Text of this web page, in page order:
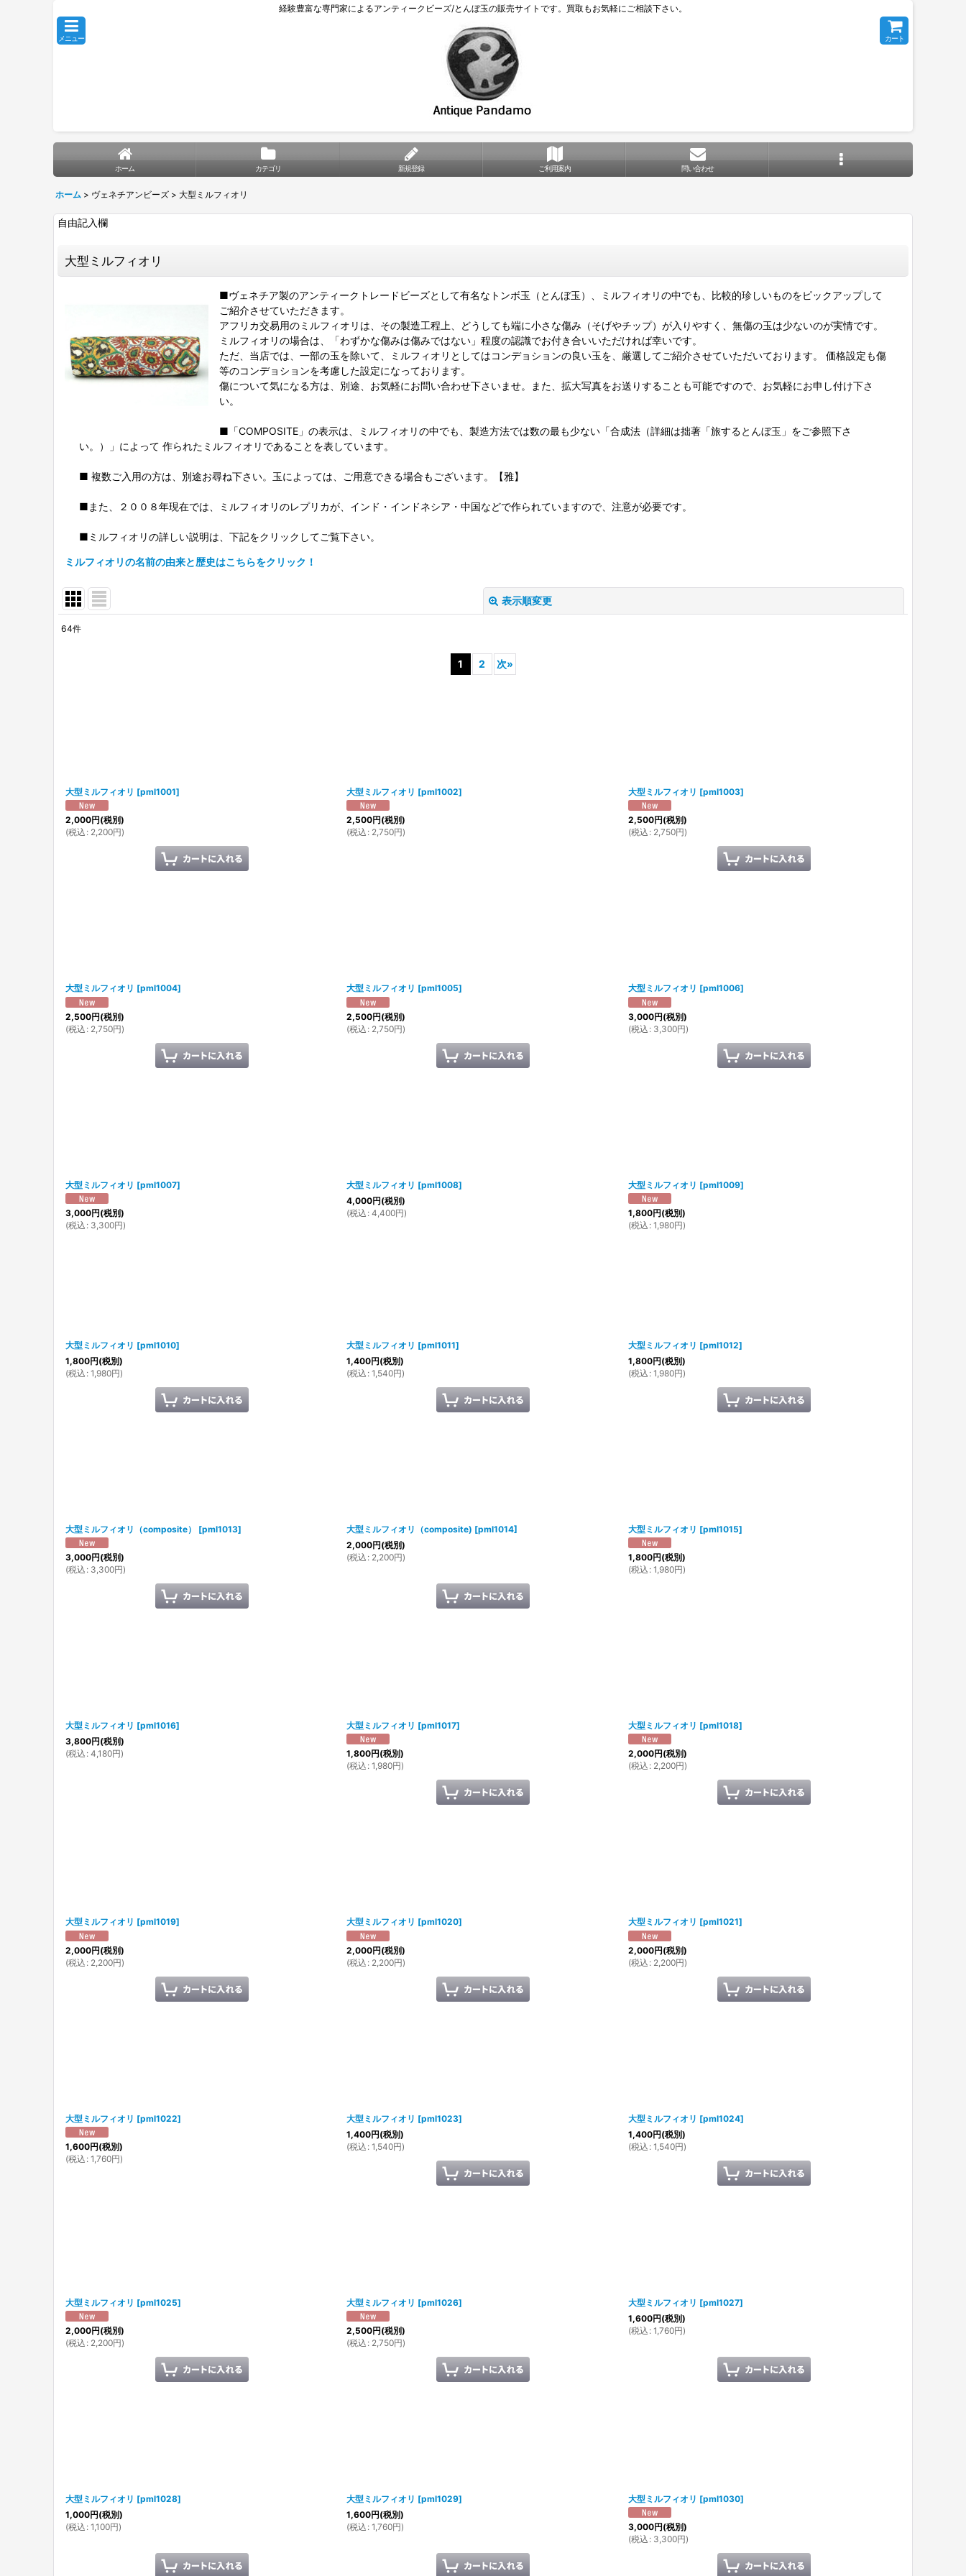
経験豊富な専門家によるアンティークビーズ/とんぼ玉の販売サイトです。買取もお気軽にご相談下さい。
メニュー カート
ホーム カテゴリ 新規登録 ご利用案内 問い合わせ
ホーム > ヴェネチアンビーズ > 大型ミルフィオリ
自由記入欄
大型ミルフィオリ
■ヴェネチア製のアンティークトレードビーズとして有名なトンボ玉（とんぼ玉）、ミルフィオリの中でも、比較的珍しいものをピックアップして
ご紹介させていただきます。
アフリカ交易用のミルフィオリは、その製造工程上、どうしても端に小さな傷み（そげやチップ）が入りやすく、無傷の玉は少ないのが実情です。
ミルフィオリの場合は、「わずかな傷みは傷みではない」程度の認識でお付き合いいただければ幸いです。
ただ、当店では、一部の玉を除いて、ミルフィオリとしてはコンデョションの良い玉を、厳選してご紹介させていただいております。 価格設定も傷
等のコンデョションを考慮した設定になっております。
傷について気になる方は、別途、お気軽にお問い合わせ下さいませ。また、拡大写真をお送りすることも可能ですので、お気軽にお申し付け下さ
い。
■「COMPOSITE」の表示は、ミルフィオリの中でも、製造方法では数の最も少ない「合成法（詳細は拙著「旅するとんぼ玉」をご参照下さ
い。）」によって 作られたミルフィオリであることを表しています。
■ 複数ご入用の方は、別途お尋ね下さい。玉によっては、ご用意できる場合もございます。【雅】
■また、２００８年現在では、ミルフィオリのレプリカが、インド・インドネシア・中国などで作られていますので、注意が必要です。
■ミルフィオリの詳しい説明は、下記をクリックしてご覧下さい。
ミルフィオリの名前の由来と歴史はこちらをクリック！
表示順変更
64件
1 2 次»
大型ミルフィオリ [pml1001]
2,000円(税別)
(税込 : 2,200円)
大型ミルフィオリ [pml1002]
2,500円(税別)
(税込 : 2,750円)
大型ミルフィオリ [pml1003]
2,500円(税別)
(税込 : 2,750円)
大型ミルフィオリ [pml1004]
2,500円(税別)
(税込 : 2,750円)
大型ミルフィオリ [pml1005]
2,500円(税別)
(税込 : 2,750円)
大型ミルフィオリ [pml1006]
3,000円(税別)
(税込 : 3,300円)
大型ミルフィオリ [pml1007]
3,000円(税別)
(税込 : 3,300円)
大型ミルフィオリ [pml1008]
4,000円(税別)
(税込 : 4,400円)
大型ミルフィオリ [pml1009]
1,800円(税別)
(税込 : 1,980円)
大型ミルフィオリ [pml1010]
1,800円(税別)
(税込 : 1,980円)
大型ミルフィオリ [pml1011]
1,400円(税別)
(税込 : 1,540円)
大型ミルフィオリ [pml1012]
1,800円(税別)
(税込 : 1,980円)
大型ミルフィオリ（composite） [pml1013]
3,000円(税別)
(税込 : 3,300円)
大型ミルフィオリ（composite) [pml1014]
2,000円(税別)
(税込 : 2,200円)
大型ミルフィオリ [pml1015]
1,800円(税別)
(税込 : 1,980円)
大型ミルフィオリ [pml1016]
3,800円(税別)
(税込 : 4,180円)
大型ミルフィオリ [pml1017]
1,800円(税別)
(税込 : 1,980円)
大型ミルフィオリ [pml1018]
2,000円(税別)
(税込 : 2,200円)
大型ミルフィオリ [pml1019]
2,000円(税別)
(税込 : 2,200円)
大型ミルフィオリ [pml1020]
2,000円(税別)
(税込 : 2,200円)
大型ミルフィオリ [pml1021]
2,000円(税別)
(税込 : 2,200円)
大型ミルフィオリ [pml1022]
1,600円(税別)
(税込 : 1,760円)
大型ミルフィオリ [pml1023]
1,400円(税別)
(税込 : 1,540円)
大型ミルフィオリ [pml1024]
1,400円(税別)
(税込 : 1,540円)
大型ミルフィオリ [pml1025]
2,000円(税別)
(税込 : 2,200円)
大型ミルフィオリ [pml1026]
2,500円(税別)
(税込 : 2,750円)
大型ミルフィオリ [pml1027]
1,600円(税別)
(税込 : 1,760円)
大型ミルフィオリ [pml1028]
1,000円(税別)
(税込 : 1,100円)
大型ミルフィオリ [pml1029]
1,600円(税別)
(税込 : 1,760円)
大型ミルフィオリ [pml1030]
3,000円(税別)
(税込 : 3,300円)